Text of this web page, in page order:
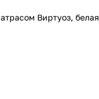
Виртуоз, белая